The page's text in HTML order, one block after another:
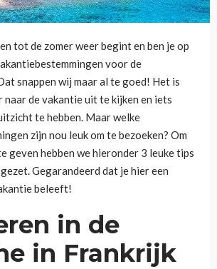
tot de zomer weer begint en ben je op
voor de
snappen wij maar al te goed! Het is
de vakantie uit te kijken en iets
te hebben. Maar welke
zijn nou leuk om te bezoeken? Om
geven hebben we hieronder 3 leuke tips
Gegarandeerd dat je hier een
beleeft!
in de
in Frankrijk